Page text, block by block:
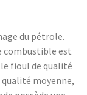
du pétrole.
combustible est
fioul de qualité
qualité moyenne,